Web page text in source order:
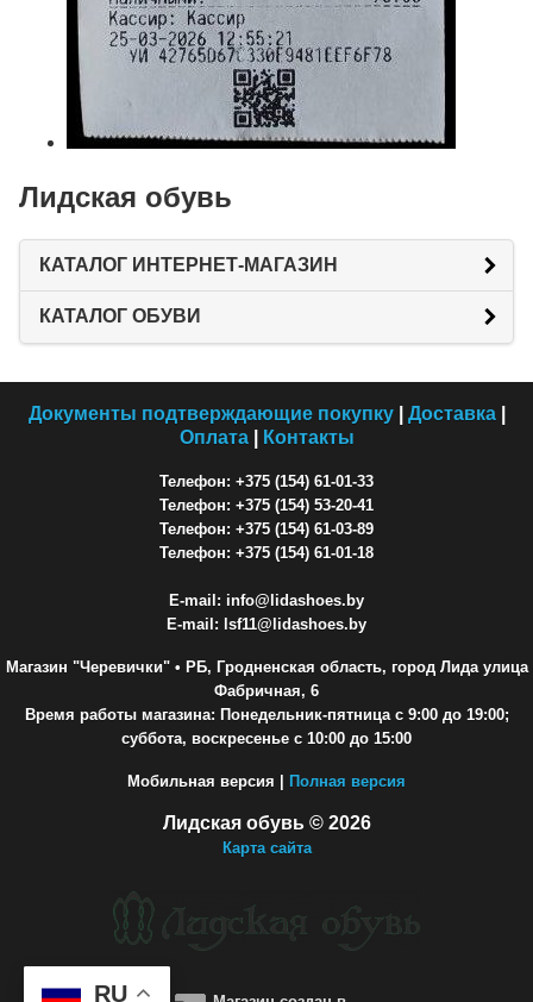
RU
Лидская обувь
КАТАЛОГ ИНТЕРНЕТ-МАГАЗИН
КАТАЛОГ ОБУВИ
Документы подтверждающие покупку| Доставка|
Оплата| Контакты
Телефон: +375 (154) 61-01-33
Телефон: +375 (154) 53-20-41
Телефон: +375 (154) 61-03-89
Телефон: +375 (154) 61-01-18
E-mail: info@lidashoes.by
E-mail: lsf11@lidashoes.by
Магазин "Черевички"• РБ, Гродненская область, город Лида улица
Фабричная, 6
Время работы магазина: Понедельник-пятница с 9:00 до 19:00;
суббота, воскресенье с 10:00 до 15:00
Мобильная версия | Полная версия
Лидская обувь © 2026
Карта сайта